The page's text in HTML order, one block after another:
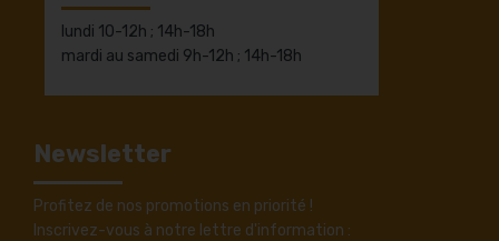
lundi 10-12h ; 14h-18h
mardi au samedi 9h-12h ; 14h-18h
Newsletter
Profitez de nos promotions en priorité !
Inscrivez-vous à notre lettre d'information :